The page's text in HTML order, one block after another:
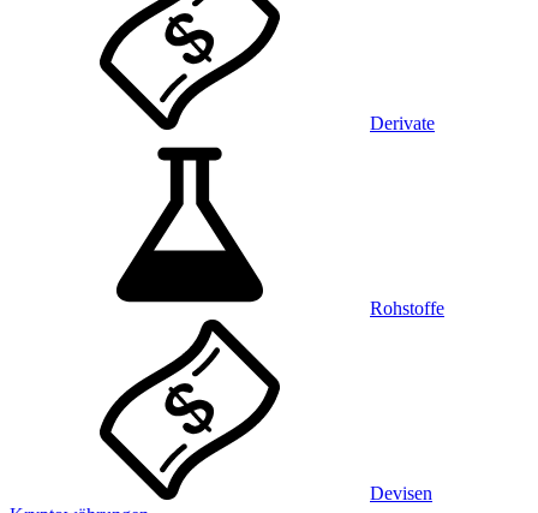
Derivate
Rohstoffe
Devisen